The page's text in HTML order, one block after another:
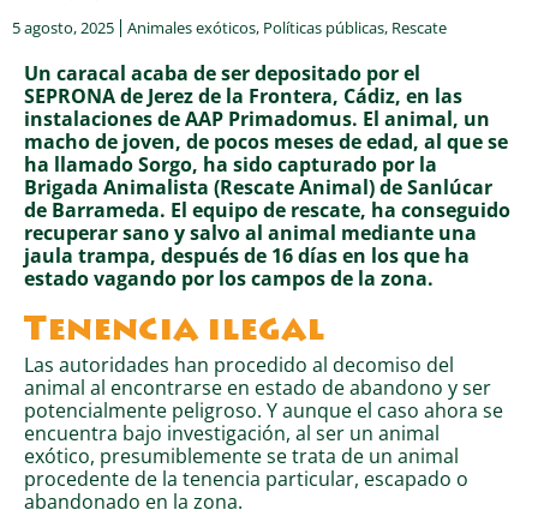
5 agosto, 2025 Animales exóticos, Políticas públicas, Rescate
Un caracal acaba de ser depositado por el
SEPRONA de Jerez de la Frontera, Cádiz, en las
instalaciones de AAP Primadomus. El animal, un
macho de joven, de pocos meses de edad, al que se
ha llamado Sorgo, ha sido capturado por la
Brigada Animalista (Rescate Animal) de Sanlúcar
de Barrameda. El equipo de rescate, ha conseguido
recuperar sano y salvo al animal mediante una
jaula trampa, después de 16 días en los que ha
estado vagando por los campos de la zona.
Tenencia ilegal
Las autoridades han procedido al decomiso del
animal al encontrarse en estado de abandono y ser
potencialmente peligroso. Y aunque el caso ahora se
encuentra bajo investigación, al ser un animal
exótico, presumiblemente se trata de un animal
procedente de la tenencia particular, escapado o
abandonado en la zona.